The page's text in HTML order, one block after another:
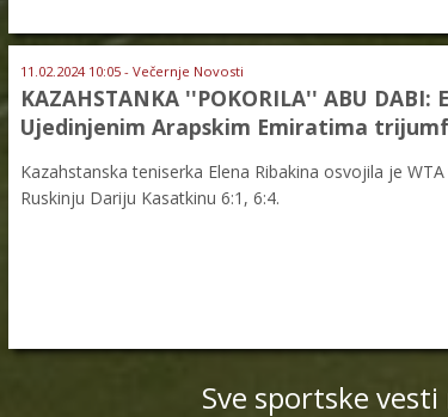
11.02.2024 10:05 - Večernje Novosti
KAZAHSTANKA ''POKORILA'' ABU
Ujedinjenim Arapskim Emiratima
Kazahstanska teniserka Elena Ribakina osvojila je
Ruskinju Dariju Kasatkinu 6:1, 6:4.
Sve sportske